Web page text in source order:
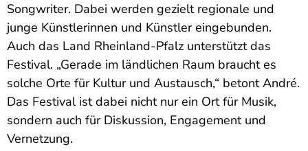
Songwriter. Dabei werden gezielt regionale und
junge Künstlerinnen und Künstler eingebunden.
Auch das Land Rheinland-Pfalz unterstützt das
Festival. „Gerade im ländlichen Raum braucht es
solche Orte für Kultur und Austausch,“ betont André.
Das Festival ist dabei nicht nur ein Ort für Musik,
sondern auch für Diskussion, Engagement und
Vernetzung.